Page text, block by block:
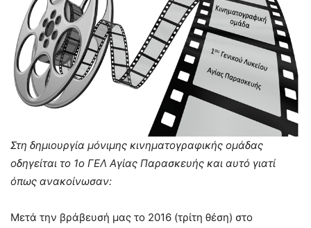
Στη δημιουργία μόνιμης κινηματογραφικής ομάδας
οδηγείται το 1ο ΓΕΛ Αγίας Παρασκευής και αυτό γιατί
όπως ανακοίνωσαν:
Μετά την βράβευσή μας το 2016 (τρίτη θέση) στο